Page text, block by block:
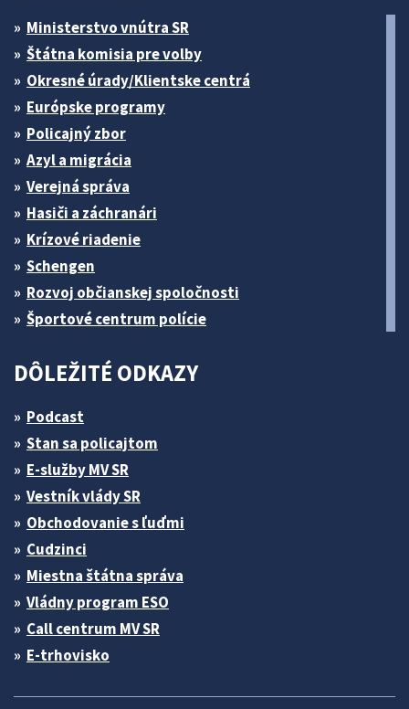
Ministerstvo vnútra SR
Štátna komisia pre volby
Okresné úrady/Klientske centrá
Európske programy
Policajný zbor
Azyl a migrácia
Verejná správa
Hasiči a záchranári
Krízové riadenie
Schengen
Rozvoj občianskej spoločnosti
Športové centrum polície
DÔLEŽITÉ ODKAZY
Podcast
Stan sa policajtom
E-služby MV SR
Vestník vlády SR
Obchodovanie s ľuďmi
Cudzinci
Miestna štátna správa
Vládny program ESO
Call centrum MV SR
E-trhovisko